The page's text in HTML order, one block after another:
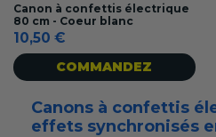
Canon à confettis électrique
80 cm - Coeur blanc
10,50 €
COMMANDEZ
Canons à confettis
effets synchronisés